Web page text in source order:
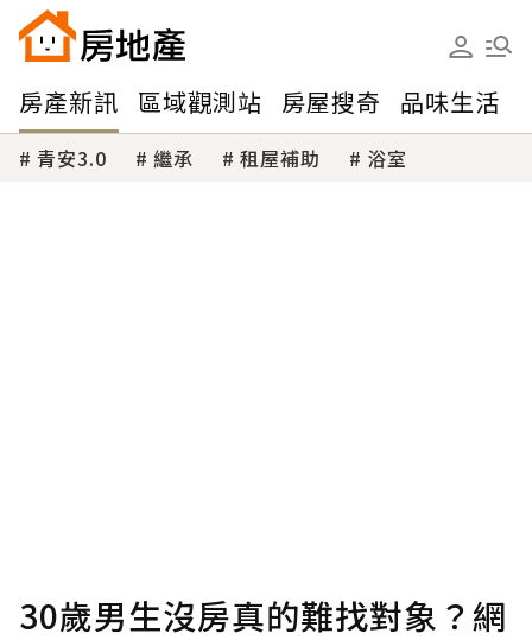
房產新訊 區域觀測站 房屋搜奇 品味生活
青安3.0 繼承 租屋補助 浴室
30歲男生沒房真的難找對象？網